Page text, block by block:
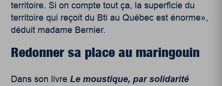
territoire. Si on compte tout ça, la superficie du
territoire qui reçoit du Bti au Québec est énorme»,
déduit madame Bernier.
Redonner sa place au maringouin
Dans son livre Le moustique, par solidarité